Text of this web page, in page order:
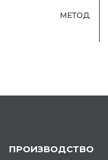
МЕТОД
ПРОИЗВОДСТВО